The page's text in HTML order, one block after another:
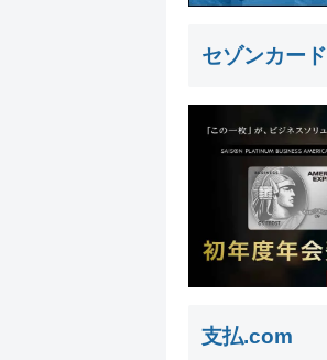
セゾンカード
支払.com